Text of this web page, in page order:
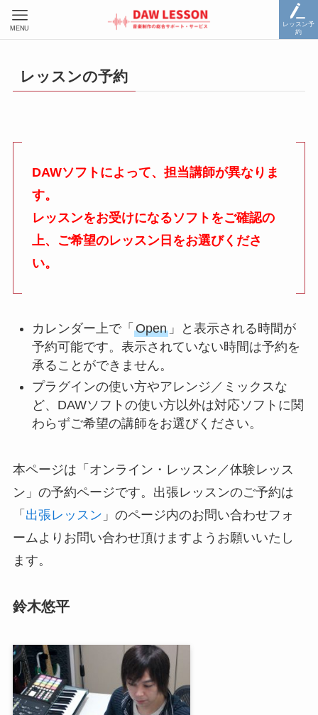
レッスン予
約
MENU
レッスンの予約
DAWソフトによって、担当講師が異なりま
す。
レッスンをお受けになるソフトをご確認の
上、ご希望のレッスン日をお選びくださ
い。
カレンダー上で「 Open」と表示される時間が
予約可能です。表示されていない時間は予約を
承ることができません。
プラグインの使い方やアレンジ／ミックスな
ど、DAWソフトの使い方以外は対応ソフトに関
わらずご希望の講師をお選びください。
本ページは「オンライン・レッスン／体験レッス
ン」の予約ページです。出張レッスンのご予約は
「 出張レッスン 」のページ内のお問い合わせフォ
ームよりお問い合わせ頂けますようお願いいたし
ます。
鈴木悠平